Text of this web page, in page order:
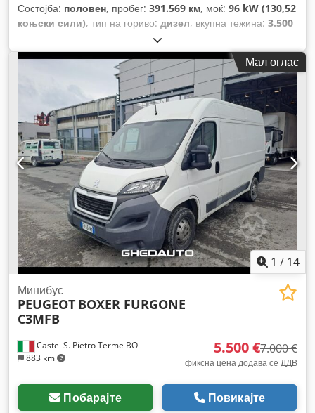
Состојба: половен, пробег: 391.569 км, моќ: 96 kW (130,52
коњски сили), тип на гориво: дизел, вкупна тежина: 3.500
, максимална носивост на товар:
регистрација:11/2012, емисиона класа:Еуро 5,
Мал оглас
1 / 14
Castel S. Pietro Terme BO
883 km
Минибус
PEUGEOT BOXER FURGONE
C3MFB
5.500 €7.000 €
фиксна цена додава се ДДВ
Побарајте Повикајте